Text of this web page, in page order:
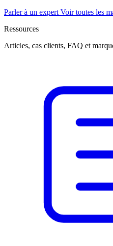
Parler à un expert Voir toutes les
Ressources
Articles, cas clients, FAQ et